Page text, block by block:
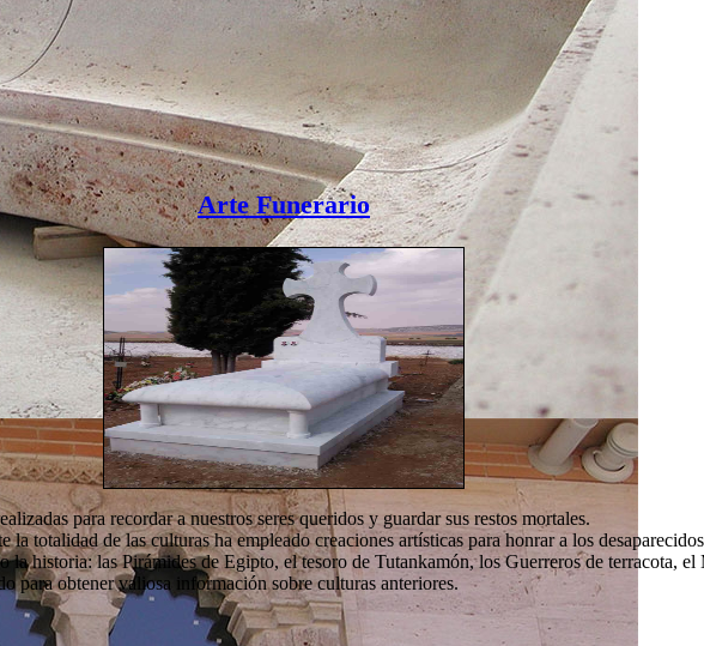
Arte Funerario
para recordar a nuestros seres queridos y guardar sus restos mortales.
totalidad de las culturas ha empleado creaciones artísticas para honrar a los
la historia: las Pirámides de Egipto, el tesoro de Tutankamón, los Guerreros de terracota,
para obtener valiosa información sobre culturas anteriores.